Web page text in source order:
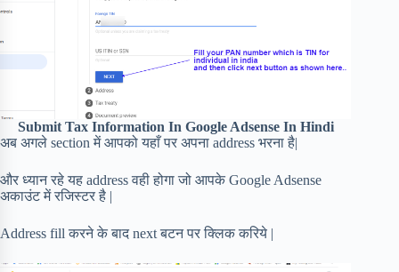
Submit Tax Information In Google Adsense In Hindi
अब अगले section में आपको यहाँ पर अपना address भरना है|
और ध्यान रहे यह address वही होगा जो आपके Google Adsense
अकाउंट में रजिस्टर है |
Address fill करने के बाद next बटन पर क्लिक करिये |